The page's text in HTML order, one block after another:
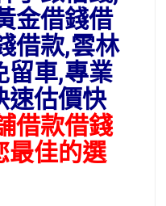
金借錢借
借款,雲林
留車,專業
速估價快
借款借錢
最佳的選